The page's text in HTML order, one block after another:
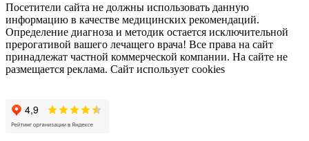
Посетители сайта не должны использовать данную
информацию в качестве медицинских рекомендаций.
Определение диагноза и методик остается исключительной
прерогативой вашего лечащего врача! Все права на сайт
принадлежат частной коммерческой компании. На сайте не
размещается реклама. Сайт использует cookies